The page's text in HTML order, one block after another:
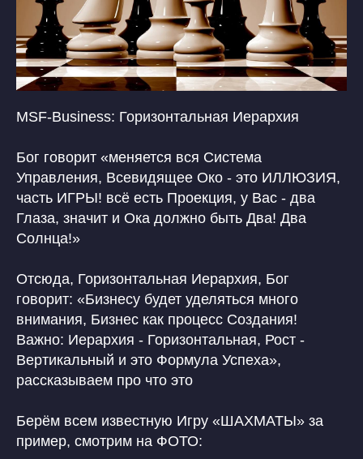
MSF-Business: Горизонтальная Иерархия
Бог говорит «меняется вся Система
Управления, Всевидящее Око - это ИЛЛЮЗИЯ,
часть ИГРЫ! всё есть Проекция, у Вас - два
Глаза, значит и Ока должно быть Два! Два
Солнца!»
Отсюда, Горизонтальная Иерархия, Бог
говорит: «Бизнесу будет уделяться много
внимания, Бизнес как процесс Создания!
Важно: Иерархия - Горизонтальная, Рост -
Вертикальный и это Формула Успеха»,
рассказываем про что это
Берём всем известную Игру «ШАХМАТЫ» за
пример, смотрим на ФОТО: